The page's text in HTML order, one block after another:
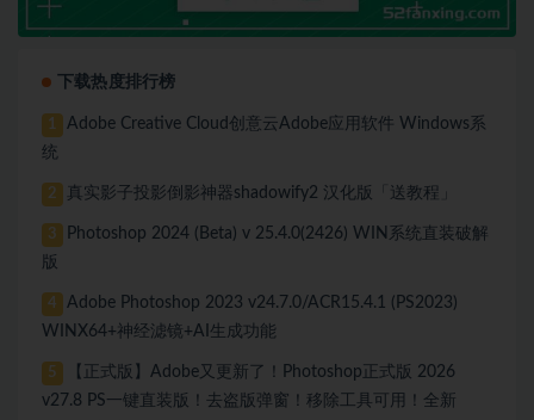
下载热度排行榜
1
Adobe Creative Cloud创意云Adobe应用软件 Windows系
统
2 真实影子投影倒影神器shadowify2 汉化版「送教程」
3
Photoshop 2024 (Beta) v 25.4.0(2426) WIN系统直装破解
版
4
Adobe Photoshop 2023 v24.7.0/ACR15.4.1 (PS2023)
WINX64+神经滤镜+AI生成功能
5
【正式版】Adobe又更新了！Photoshop正式版 2026
v27.8 PS一键直装版！去盗版弹窗！移除工具可用！全新